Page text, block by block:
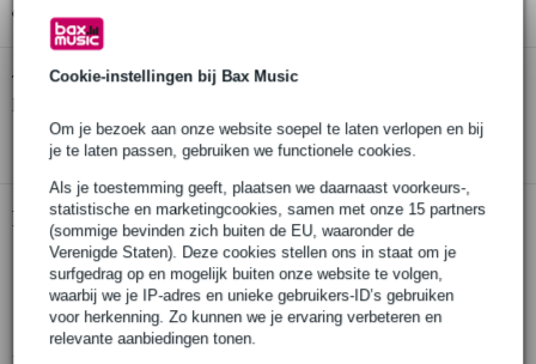
Cookie-instellingen bij Bax Music
Om je bezoek aan onze website soepel te laten verlopen en bij
je te laten passen, gebruiken we functionele cookies.
Als je toestemming geeft, plaatsen we daarnaast voorkeurs-,
statistische en marketingcookies, samen met onze 15 partners
(sommige bevinden zich buiten de EU, waaronder de
Verenigde Staten). Deze cookies stellen ons in staat om je
surfgedrag op en mogelijk buiten onze website te volgen,
waarbij we je IP-adres en unieke gebruikers-ID’s gebruiken
voor herkenning. Zo kunnen we je ervaring verbeteren en
relevante aanbiedingen tonen.
Gratis ophalen in de winkel
Twijfel je of dePromark TX2BN hickory drumstokken
past? Doe de check.
Start de check
Productinformatie
per 2 stuks verpakt
Promark type: XL
nylon tip